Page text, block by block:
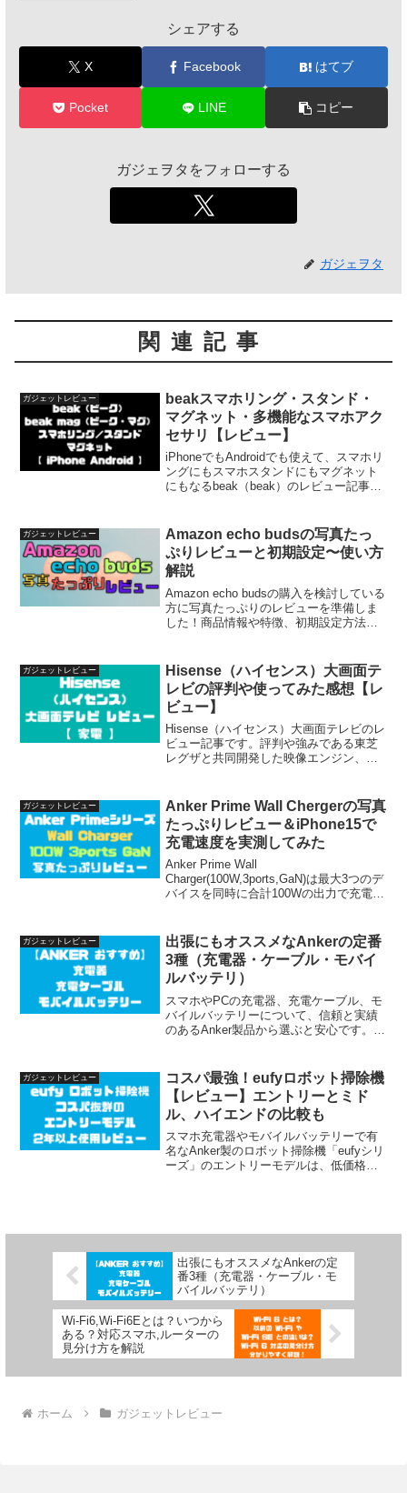
シェアする
X Facebook はてブ
Pocket LINE コピー
ガジェヲタをフォローする
ガジェヲタ
関連記事
ガジェットレビュー
beakスマホリング・スタンド・
マグネット・多機能なスマホアク
セサリ【レビュー】
iPhoneでもAndroidでも使えて、スマホリ
ングにもスマホスタンドにもマグネット
にもなるbeak（beak）のレビュー記事で
す。ぜひ購入の参考にしてください！！
ガジェットレビュー
Amazon echo budsの写真たっ
ぷりレビューと初期設定〜使い方
解説
Amazon echo budsの購入を検討している
方に写真たっぷりのレビューを準備しま
した！商品情報や特徴、初期設定方法や
ガジェットレビュー
Hisense（ハイセンス）大画面テ
レビの評判や使ってみた感想【レ
ビュー】
Hisense（ハイセンス）大画面テレビのレ
ビュー記事です。評判や強みである東芝
レグザと共同開発した映像エンジン、商
てください！！
ガジェットレビュー
Anker Prime Wall Chergerの写真
たっぷりレビュー＆iPhone15で
充電速度を実測してみた
Anker Prime Wall
Charger(100W,3ports,GaN)は最大3つのデ
バイスを同時に合計100Wの出力で充電可
充電してみた充電時間や購入してみてわ
かったメリットやデメリットをまとめて
います。
ガジェットレビュー
出張にもオススメなAnkerの定番
3種（充電器・ケーブル・モバイ
ルバッテリ）
スマホやPCの充電器、充電ケーブル、モ
バイルバッテリーについて、信頼と実績
のあるAnker製品から選ぶと安心です。各
にしてください！
ガジェットレビュー
コスパ最強！eufyロボット掃除機
【レビュー】エントリーとミド
ル、ハイエンドの比較も
スマホ充電器やモバイルバッテリーで有
名なAnker製のロボット掃除機「eufyシリ
ーズ」のエントリーモデルは、低価格で
てください！
出張にもオススメなAnkerの定
番3種（充電器・ケーブル・モ
バイルバッテリ）
Wi-Fi6,Wi-Fi6Eとは？いつから
ある？対応スマホ,ルーターの
見分け方を解説
ホーム ガジェットレビュー